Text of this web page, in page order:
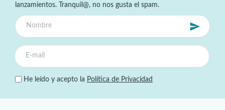
lanzamientos. Tranquil@, no nos gusta el spam.
He leído y acepto la Política de Privacidad